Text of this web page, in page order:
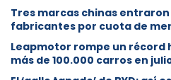
Tres marcas chinas entraron
fabricantes por cuota de
Leapmotor rompe un
más de 100.000 carros en